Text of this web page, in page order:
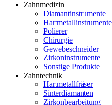
Zahnmedizin
Diamantinstrumente
Hartmetallinstrumente
Polierer
Chirurgie
Gewebeschneider
Zirkoninstrumente
Sonstige Produkte
Zahntechnik
Hartmetallfräser
Sinterdiamanten
Zirkonbearbeitung